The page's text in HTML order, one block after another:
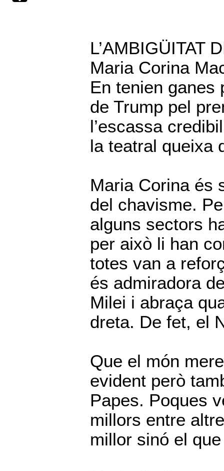
L’AMBIGÜITAT
Maria Corina
En tenien ganes
de Trump pel
l’escassa
la teatral queixa
Maria Corina és
del chavisme.
alguns sectors
per això li han
totes van a
és admiradora
Milei i abraça
dreta. De fet, el
Que el món
evident però
Papes. Poques
millors entre
millor sinó el